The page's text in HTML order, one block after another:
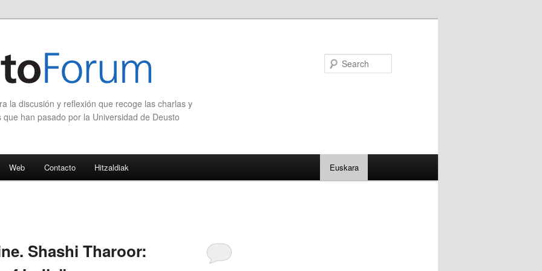
la discusión y reflexión que recoge las charlas y
han pasado por la Universidad de Deusto
Web Contacto Hitzaldiak Euskara
Shashi Tharoor: